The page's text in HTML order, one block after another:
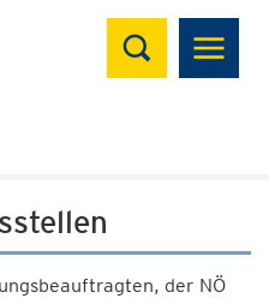
Suchen
der NÖ